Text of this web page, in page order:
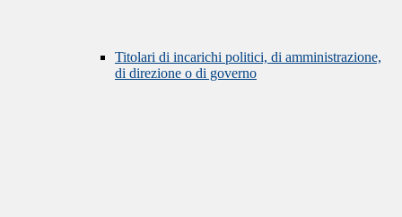
Titolari di incarichi politici, di amministrazione,
di direzione o di governo